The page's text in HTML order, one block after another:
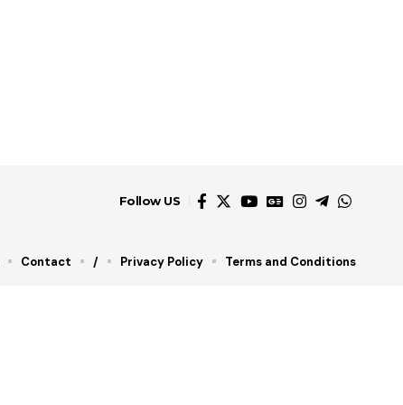
Follow US
Contact / Privacy Policy Terms and Conditions